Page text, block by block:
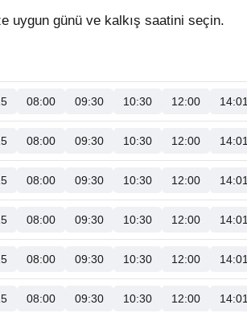
uygun günü ve kalkış saatini seçin.
08:00 09:30 10:30 12:00 14:01
08:00 09:30 10:30 12:00 14:01
08:00 09:30 10:30 12:00 14:01
08:00 09:30 10:30 12:00 14:01
08:00 09:30 10:30 12:00 14:01
08:00 09:30 10:30 12:00 14:01